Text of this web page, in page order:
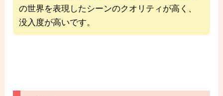
の世界を表現したシーンのクオリティが高く、
没入度が高いです。